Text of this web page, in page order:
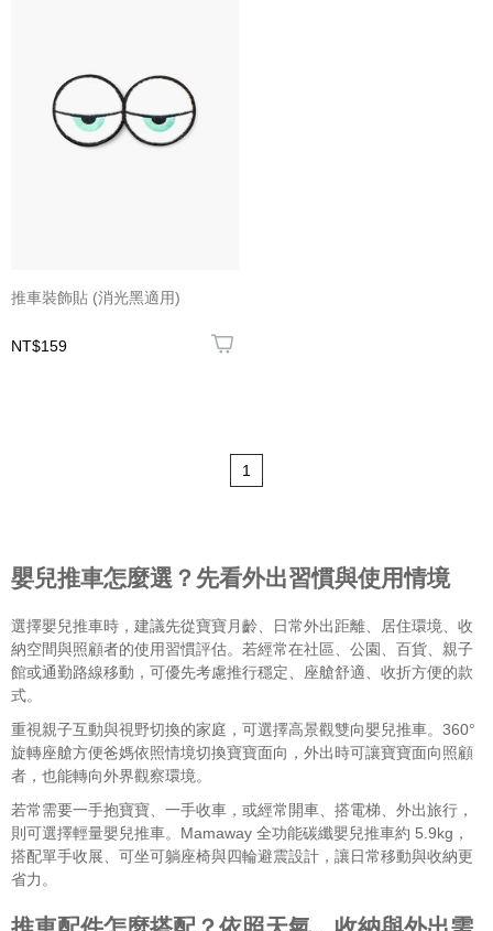
推車裝飾貼 (消光黑適用)
NT$159
1
嬰兒推車怎麼選？先看外出習慣與使用情境
選擇嬰兒推車時，建議先從寶寶月齡、日常外出距離、居住環境、收
納空間與照顧者的使用習慣評估。若經常在社區、公園、百貨、親子
館或通勤路線移動，可優先考慮推行穩定、座艙舒適、收折方便的款
式。
重視親子互動與視野切換的家庭，可選擇高景觀雙向嬰兒推車。360°
旋轉座艙方便爸媽依照情境切換寶寶面向，外出時可讓寶寶面向照顧
者，也能轉向外界觀察環境。
若常需要一手抱寶寶、一手收車，或經常開車、搭電梯、外出旅行，
則可選擇輕量嬰兒推車。Mamaway 全功能碳纖嬰兒推車約 5.9kg，
搭配單手收展、可坐可躺座椅與四輪避震設計，讓日常移動與收納更
省力。